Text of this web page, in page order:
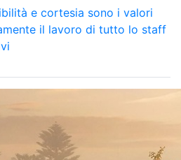
e cortesia sono i valori
il lavoro di tutto lo staff